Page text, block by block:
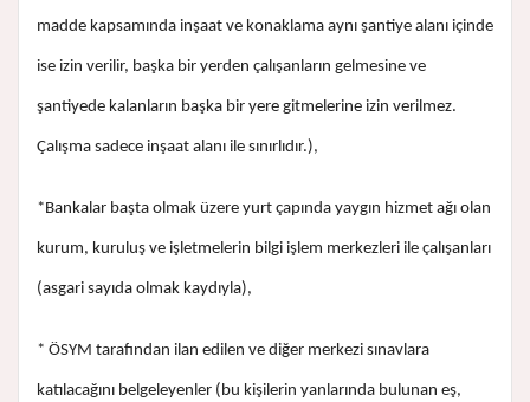
madde kapsamında inşaat ve konaklama aynı şantiye alanı içinde
ise izin verilir, başka bir yerden çalışanların gelmesine ve
şantiyede kalanların başka bir yere gitmelerine izin verilmez.
Çalışma sadece inşaat alanı ile sınırlıdır.),
*Bankalar başta olmak üzere yurt çapında yaygın hizmet ağı olan
kurum, kuruluş ve işletmelerin bilgi işlem merkezleri ile çalışanları
(asgari sayıda olmak kaydıyla),
* ÖSYM tarafından ilan edilen ve diğer merkezi sınavlara
katılacağını belgeleyenler (bu kişilerin yanlarında bulunan eş,